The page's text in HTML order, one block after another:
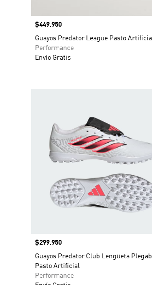
Precio
$449.950
Guayos Predator League Pasto
Performance
Envío Gratis
Precio
$299.950
Guayos Predator Club Lengüeta
Pasto Artificial
Performance